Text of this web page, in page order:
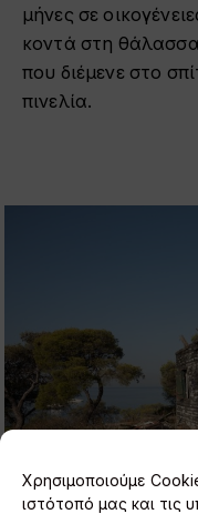
Χρησιμοποιούμε
ιστότοπό μας και τις
μήνες σε
κοντά στη
που διέμενε στο
πινελία.